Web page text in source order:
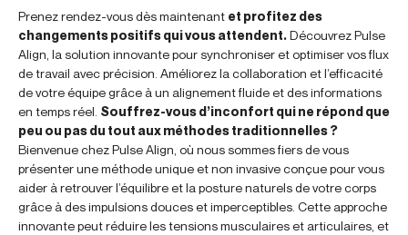
Prenez rendez-vous dès maintenant et profitez des
changements positifs qui vous attendent.Découvrez Pulse
Align, la solution innovante pour synchroniser et optimiser vos flux
de travail avec précision. Améliorez la collaboration et l’efficacité
de votre équipe grâce à un alignement fluide et des informations
en temps réel. Souffrez-vous d’inconfort qui ne répond que
peu ou pas du tout aux méthodes traditionnelles ?
Bienvenue chez Pulse Align, où nous sommes fiers de vous
présenter une méthode unique et non invasive conçue pour vous
aider à retrouver l’équilibre et la posture naturels de votre corps
grâce à des impulsions douces et imperceptibles. Cette approche
innovante peut réduire les tensions musculaires et articulaires, et